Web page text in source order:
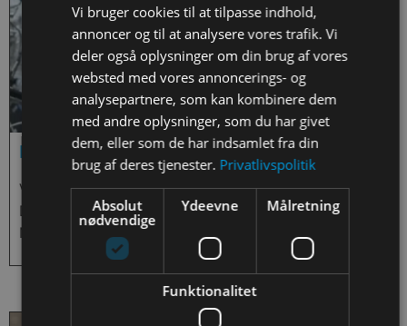
ESERO In-Flight Call 2023
Video af det fælles In-Flight Call for ESERO
Danmark, ESERO Finland, ESERO Sverige og ESERO
Norge.
Vi bruger cookies til at tilpasse indhold,
annoncer og til at analysere vores trafik. Vi
deler også oplysninger om din brug af vores
websted med vores annoncerings- og
analysepartnere, som kan kombinere dem
med andre oplysninger, som du har givet
dem, eller som de har indsamlet fra din
brug af deres tjenester. Privatlivspolitik
Absolut
nødvendige
Ydeevne Målretning
Funktionalitet